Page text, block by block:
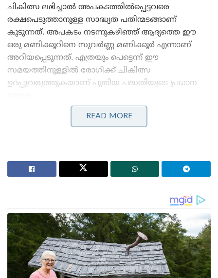
ചികിത്സ ലഭിച്ചാല്‍ അപകടത്തില്‍പ്പെട്ടവരെ
രക്ഷപെടുത്താനുള്ള സാദ്ധ്യത പതിന്മടങ്ങാണ്
കൂടുന്നത്. അപകടം നടന്നുകഴിഞ്ഞ് ആദ്യത്തെ ഈ
ഒരു മണിക്കൂറിനെ സുവര്‍ണ്ണ മണിക്കൂര്‍ എന്നാണ്
അറിയപ്പെടുന്നത്. എത്രയും പെട്ടെന്ന് ഈ
സമയത്തിനുള്ളില്‍ രോഗിക്ക് ചികിത്സ
ഉറപ്പുവരുത്തുകയാണ് പുതിയ പദ്ധതിയുടെ പ്രധാന
Stories you may like
മുറുകുന്നു
‘2,530 കിലോമീറ്റർ കടൽപാത അടച്ചു; ലോകത്തെ
സമുദ്രത്തിലുടനീളം നോൺ-ഫ്ളൈ സോൺ പ്രഖ്യാപിച്ച്
പ്രധാനമന്ത്രി ജന ആരോഗ്യ യോജനയുടെ കീഴിലാണ്
ഈ പുതിയ പദ്ധതി വരുന്നത്. ദേശീയ ആരോഗ്യ
അതോറിറ്റിയെ ഈ പദ്ധതി നടപ്പില്‍ വരുത്താനുള്ള
നോഡല്‍ ഏജന്‍സി ആയി നിയമിക്കും
READ MORE